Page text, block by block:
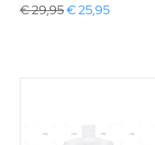
€ 29,95€ 25,95